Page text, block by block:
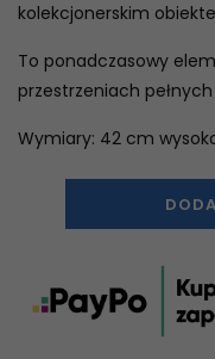
kolekcjonerskim
To ponadczasowy
przestrzeniach
Wymiary: 42 cm